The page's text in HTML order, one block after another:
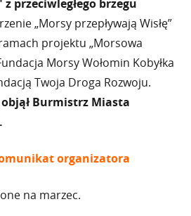
przeciwległego brzegu
„Morsy przepływają Wisłę”
projektu „Morsowa
Morsy Wołomin Kobyłka
Twoja Droga Rozwoju.
Burmistrz Miasta
organizatora
na marzec.